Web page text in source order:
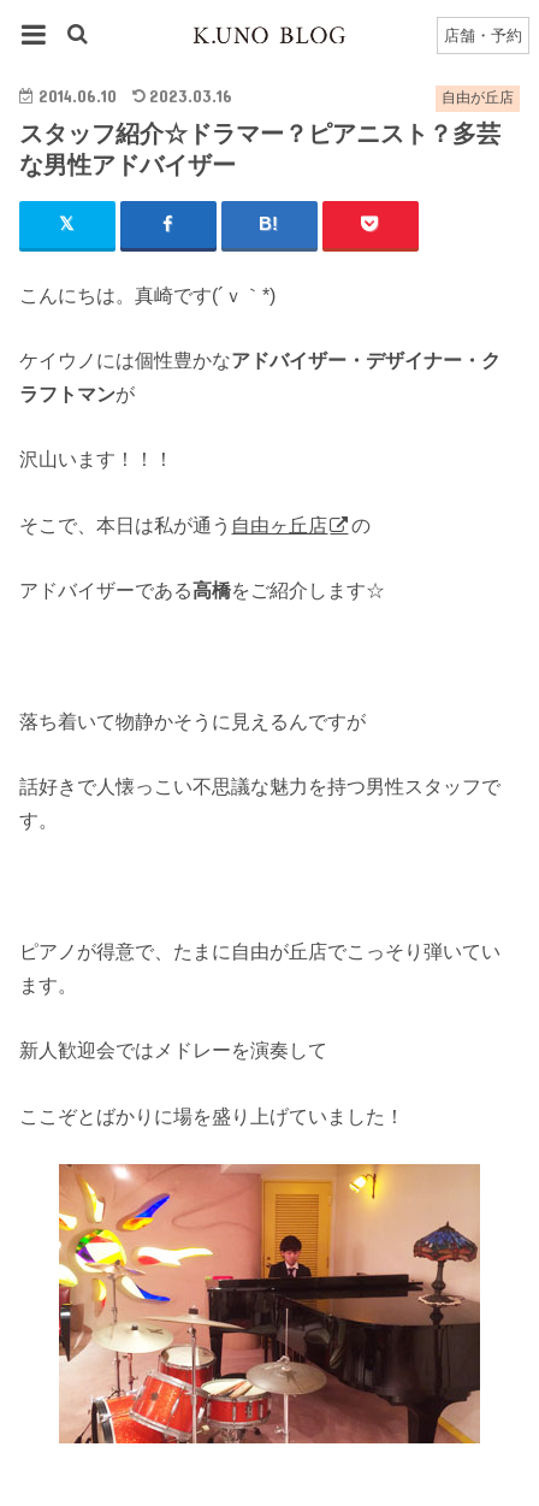
店舗・予約
スタッフ紹介☆ドラマー？ピアニスト？多芸な男性アドバイザー
自由が丘店
2014.06.10 2023.03.16
スタッフ紹介☆ドラマー？ピアニスト？多芸
な男性アドバイザー
こんにちは。真崎です(´ｖ｀*)
ケイウノには個性豊かなアドバイザー・デザイナー・ク
ラフトマンが
沢山います！！！
そこで、本日は私が通う 自由ヶ丘店 の
アドバイザーである高橋をご紹介します☆
落ち着いて物静かそうに見えるんですが
話好きで人懐っこい不思議な魅力を持つ男性スタッフで
す。
ピアノが得意で、たまに自由が丘店でこっそり弾いてい
ます。
新人歓迎会ではメドレーを演奏して
ここぞとばかりに場を盛り上げていました！